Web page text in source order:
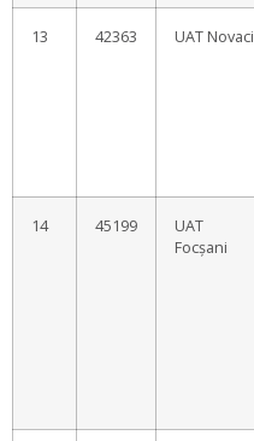
13 42363 UAT Novaci
14 45199
UAT
Focșani